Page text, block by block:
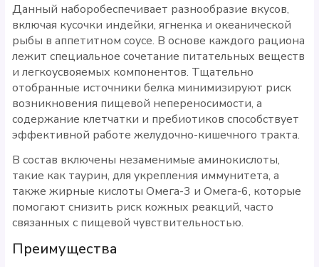
Данный наборобеспечивает разнообразие вкусов,
включая кусочки индейки, ягненка и океанической
рыбы в аппетитном соусе. В основе каждого рациона
лежит специальное сочетание питательных веществ
и легкоусвояемых компонентов. Тщательно
отобранные источники белка минимизируют риск
возникновения пищевой непереносимости, а
содержание клетчатки и пребиотиков способствует
эффективной работе желудочно-кишечного тракта.
В состав включены незаменимые аминокислоты,
такие как таурин, для укрепления иммунитета, а
также жирные кислоты Омега-3 и Омега-6, которые
помогают снизить риск кожных реакций, часто
связанных с пищевой чувствительностью.
Преимущества